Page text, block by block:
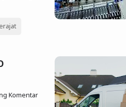
Komentar